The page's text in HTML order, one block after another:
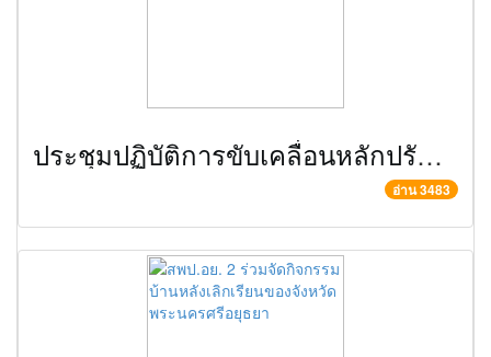
ประชุมปฏิบัติการขับเคลื่อนหลักปรัชญาของเศรษฐกิจพอเพียงสู่สถานศึกษา
อ่าน 3483